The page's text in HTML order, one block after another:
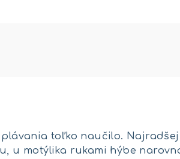
toľko naučilo.
u motýlika rukami hýbe